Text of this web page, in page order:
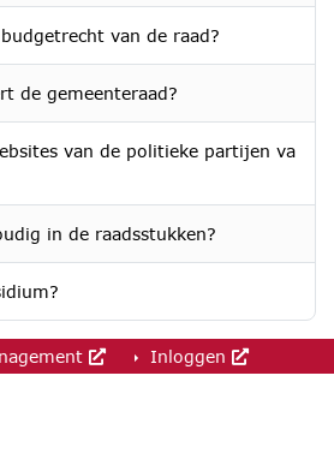
van de raad?
de gemeenteraad?
van de politieke partijen va
in de raadsstukken?
Inloggen